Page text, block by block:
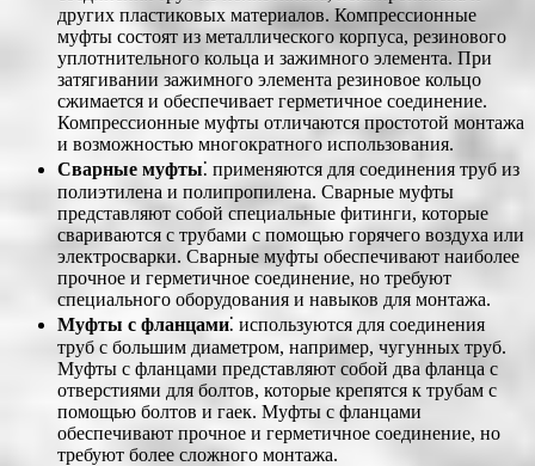
других пластиковых материалов. Компрессионные
муфты состоят из металлического корпуса, резинового
уплотнительного кольца и зажимного элемента. При
затягивании зажимного элемента резиновое кольцо
сжимается и обеспечивает герметичное соединение.
Компрессионные муфты отличаются простотой монтажа
и возможностью многократного использования.
Сварные муфты⁚ применяются для соединения труб из
полиэтилена и полипропилена. Сварные муфты
представляют собой специальные фитинги, которые
свариваются с трубами с помощью горячего воздуха или
электросварки. Сварные муфты обеспечивают наиболее
прочное и герметичное соединение, но требуют
специального оборудования и навыков для монтажа.
Муфты с фланцами⁚ используются для соединения
труб с большим диаметром, например, чугунных труб.
Муфты с фланцами представляют собой два фланца с
отверстиями для болтов, которые крепятся к трубам с
помощью болтов и гаек. Муфты с фланцами
обеспечивают прочное и герметичное соединение, но
требуют более сложного монтажа.